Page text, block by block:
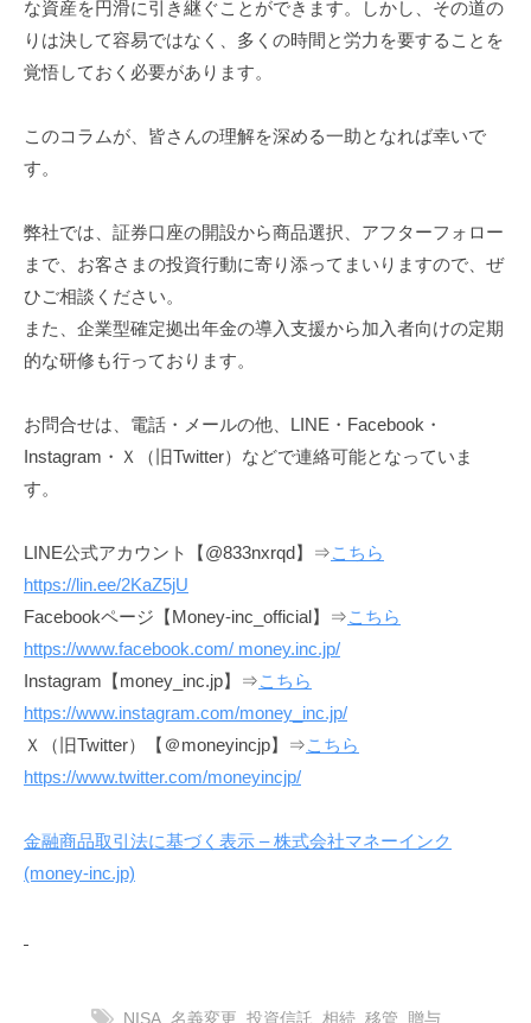
な資産を円滑に引き継ぐことができます。しかし、その道の
りは決して容易ではなく、多くの時間と労力を要することを
覚悟しておく必要があります。
このコラムが、皆さんの理解を深める一助となれば幸いで
す。
弊社では、証券口座の開設から商品選択、アフターフォロー
まで、お客さまの投資行動に寄り添ってまいりますので、ぜ
ひご相談ください。
また、企業型確定拠出年金の導入支援から加入者向けの定期
的な研修も行っております。
お問合せは、電話・メールの他、LINE・Facebook・
Instagram・Ｘ（旧Twitter）などで連絡可能となっていま
す。
LINE公式アカウント【@833nxrqd】⇒こちら
https://lin.ee/2KaZ5jU
Facebookページ【Money-inc_official】⇒こちら
https://www.facebook.com/ money.inc.jp/
Instagram【money_inc.jp】⇒こちら
https://www.instagram.com/money_inc.jp/
Ｘ（旧Twitter）【＠moneyincjp】⇒こちら
https://www.twitter.com/moneyincjp/
金融商品取引法に基づく表示 – 株式会社マネーインク
(money-inc.jp)
NISA, 名義変更 投資信託 相続, 移管 贈与